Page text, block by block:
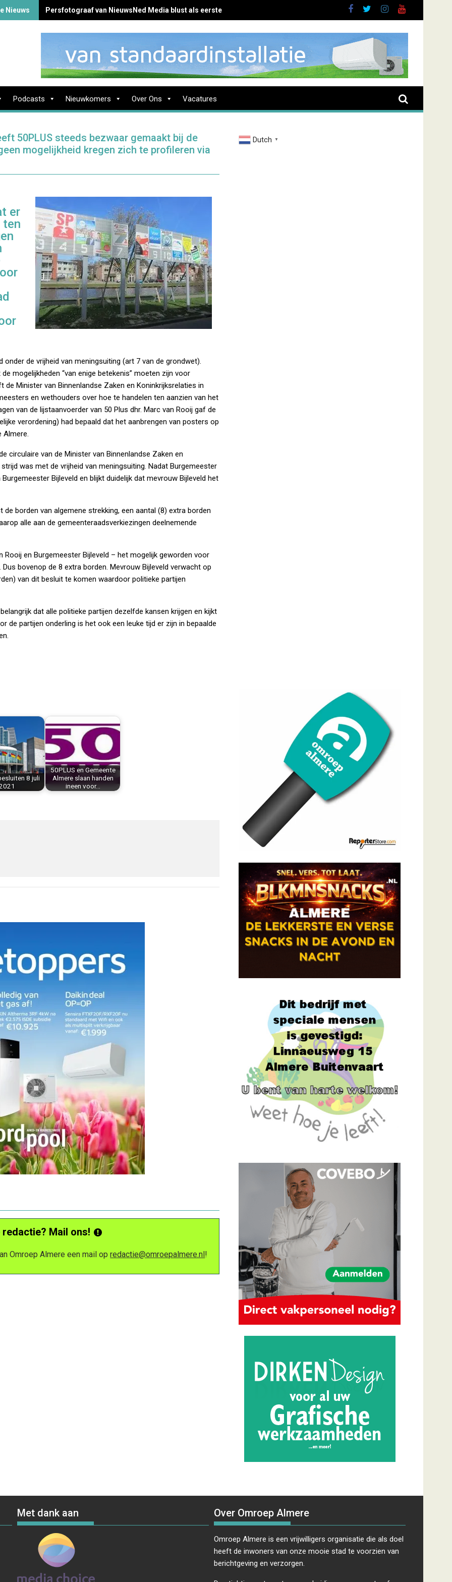
Nieuws Persfotograaf van NieuwsNed Media blust als eerste brand Zenderstraat
Podcasts Nieuwkomers Over Ons Vacatures
50PLUS steeds bezwaar gemaakt bij de
mogelijkheid kregen zich te profileren via
er
ten
de vrijheid van meningsuiting (art 7 van de grondwet).
mogelijkheden “van enige betekenis” moeten zijn voor
Minister van Binnenlandse Zaken en Koninkrijksrelaties in
en wethouders over hoe te handelen ten aanzien van het
van de lijstaanvoerder van 50 Plus dhr. Marc van Rooij gaf de
verordening) had bepaald dat het aanbrengen van posters op
Almere.
circulaire van de Minister van Binnenlandse Zaken en
was met de vrijheid van meningsuiting. Nadat Burgemeester
Bijleveld en blijkt duidelijk dat mevrouw Bijleveld het
borden van algemene strekking, een aantal (8) extra borden
alle aan de gemeenteraadsverkiezingen deelnemende
en Burgemeester Bijleveld – het mogelijk geworden voor
bovenop de 8 extra borden. Mevrouw Bijleveld verwacht op
van dit besluit te komen waardoor politieke partijen
dat alle politieke partijen dezelfde kansen krijgen en kijkt
de partijen onderling is het ook een leuke tijd er zijn in bepaalde
8 juli
50PLUS en Gemeente
Almere slaan handen
ineen voor…
Mail ons!
Omroep Almere een mail opredactie@omroepalmere.nl!
Dutch ▼
Met dank aan Over Omroep Almere
Omroep Almere is een vrijwilligers organisatie die als doel
heeft de inwoners van onze mooie stad te voorzien van
berichtgeving en verzorgen.